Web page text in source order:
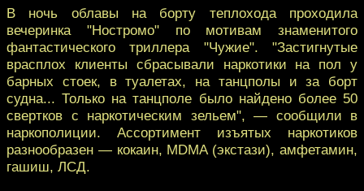
В ночь облавы на борту теплохода проходила
вечеринка "Ностромо" по мотивам знаменитого
фантастического триллера "Чужие". "Застигнутые
врасплох клиенты сбрасывали наркотики на пол у
барных стоек, в туалетах, на танцполы и за борт
судна... Только на танцполе было найдено более 50
свертков с наркотическим зельем", — сообщили в
наркополиции. Ассортимент изъятых наркотиков
разнообразен — кокаин, MDMA (экстази), амфетамин,
гашиш, ЛСД.